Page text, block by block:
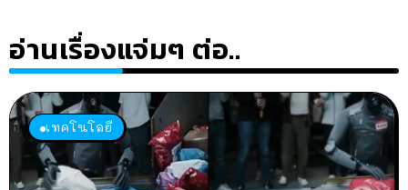
อ่านเรื่องแจ่มๆ ต่อ..
เทคโนโลยี